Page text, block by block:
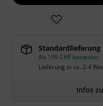
Standardlieferung
Ab 199 CHF kostenlos
Lieferung in ca. 2-4
Infos